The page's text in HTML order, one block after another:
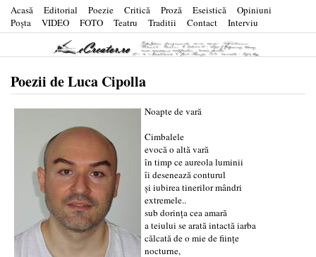
Acasă Editorial Poezie Critică Proză Eseistică
Opiniuni
Poşta
VIDEO FOTO Teatru Traditii Contact Interviu
Poezii de Luca Cipolla
Noapte de vară
Cimbalele
evocă o altă vară
în timp ce aureola luminii
îi desenează conturul
și iubirea tinerilor mândri
extremele..
sub dorința cea amară
a teiului se arată intactă iarba
călcată de o mie de ființe
nocturne,